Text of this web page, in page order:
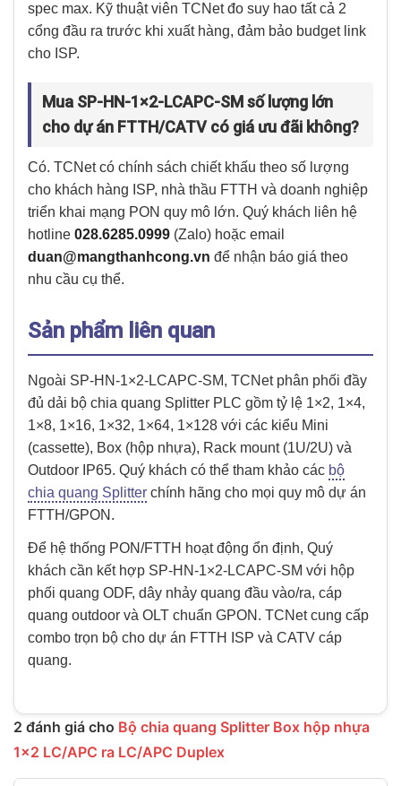
spec max. Kỹ thuật viên TCNet đo suy hao tất cả 2
cổng đầu ra trước khi xuất hàng, đảm bảo budget link
cho ISP.
Mua SP-HN-1×2-LCAPC-SM số lượng lớn
cho dự án FTTH/CATV có giá ưu đãi không?
Có. TCNet có chính sách chiết khấu theo số lượng
cho khách hàng ISP, nhà thầu FTTH và doanh nghiệp
triển khai mạng PON quy mô lớn. Quý khách liên hệ
hotline 028.6285.0999 (Zalo) hoặc email
duan@mangthanhcong.vn để nhận báo giá theo
nhu cầu cụ thể.
Sản phẩm liên quan
Ngoài SP-HN-1×2-LCAPC-SM, TCNet phân phối đầy
đủ dải bộ chia quang Splitter PLC gồm tỷ lệ 1×2, 1×4,
1×8, 1×16, 1×32, 1×64, 1×128 với các kiểu Mini
(cassette), Box (hộp nhựa), Rack mount (1U/2U) và
Outdoor IP65. Quý khách có thể tham khảo các bộ
chia quang Splitter chính hãng cho mọi quy mô dự án
FTTH/GPON.
Để hệ thống PON/FTTH hoạt động ổn định, Quý
khách cần kết hợp SP-HN-1×2-LCAPC-SM với hộp
phối quang ODF, dây nhảy quang đầu vào/ra, cáp
quang outdoor và OLT chuẩn GPON. TCNet cung cấp
combo trọn bộ cho dự án FTTH ISP và CATV cáp
quang.
2 đánh giá cho Bộ chia quang Splitter Box hộp nhựa
1×2 LC/APC ra LC/APC Duplex